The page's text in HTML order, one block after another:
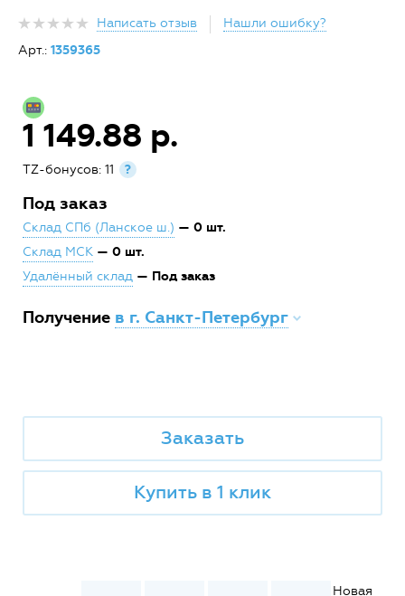
Написать отзыв
Нашли ошибку?
Арт.: 1359365
1 149.88 р.
TZ-бонусов: 11 ?
Под заказ
Склад СПб (Ланское ш.) — 0 шт.
Склад МСК — 0 шт.
Удалённый склад — Под заказ
Получение в г. Санкт-Петербург
Заказать
Купить в 1 клик
Новая